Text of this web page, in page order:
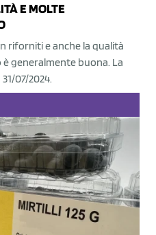
E MOLTE
riforniti e anche la qualità
generalmente buona. La
07/2024.